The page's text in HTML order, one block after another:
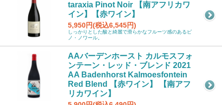
taraxia Pinot Noir 【南アフリカワ
イン】【赤ワイン】
5,950円(税込6,545円)
しっかりとした酸と綺麗で滑らかなフルーツ感のあるピ
ノ・ノワール。
AAバーデンホースト カルモスフォ
ンテーン・レッド・ブレンド 2021
AA Badenhorst Kalmoesfontein
Red Blend 【赤ワイン】 【南アフ
リカワイン】